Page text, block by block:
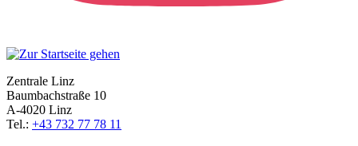
Zentrale Linz
Baumbachstraße 10
A-4020 Linz
Tel.: +43 732 77 78 11